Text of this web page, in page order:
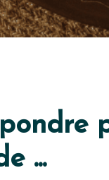
...